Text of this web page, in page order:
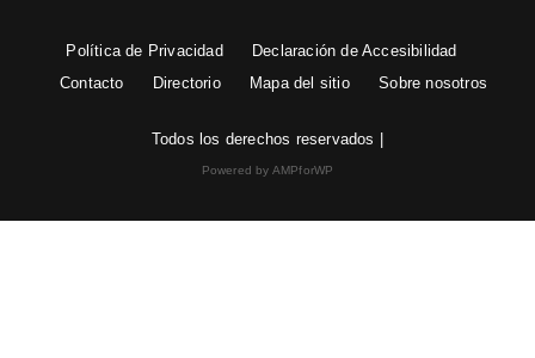
Política de Privacidad
Declaración de Accesibilidad
Contacto
Directorio Mapa del sitio Sobre nosotros
Todos los derechos reservados |
Powered by AMPforWP